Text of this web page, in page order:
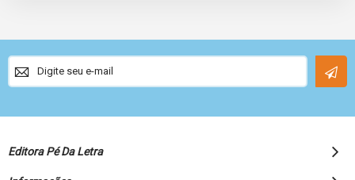
Sign
Up
for
Newsletter:
Editora Pé Da Letra